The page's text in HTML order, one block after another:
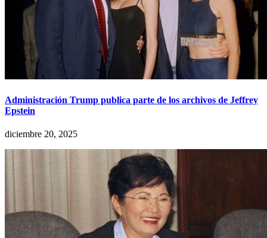
Administración Trump publica parte de los archivos de Jeffrey
Epstein
diciembre 20, 2025